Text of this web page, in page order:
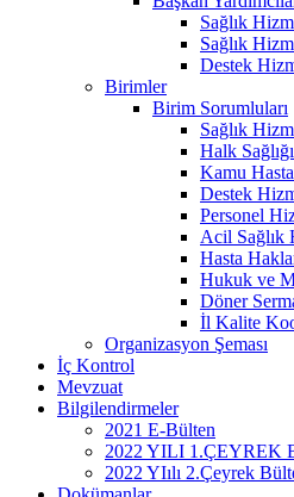
Sağlık
Sağlık
Destek
Birimler
Birim Sorumluları
Sağlık
Halk
Kamu
Destek
Personel
Acil Sağlık
Hasta
Hukuk ve
Döner
İl Kalite
Organizasyon Şeması
İç Kontrol
Mevzuat
Bilgilendirmeler
2021 E-Bülten
2022 YILI 1.ÇEYREK
2022 YIılı 2.Çeyrek